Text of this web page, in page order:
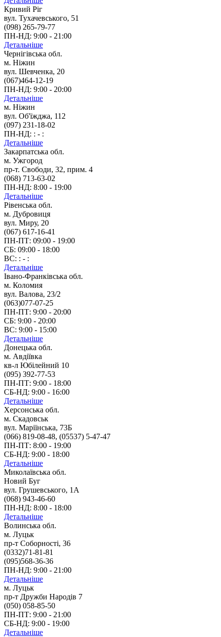
Кривий Ріг
вул. Тухачевського, 51
(098) 265-79-77
ПН-НД: 9:00 - 21:00
Детальніше
Чернігівська обл.
м. Ніжин
вул. Шевченка, 20
(067)464-12-19
ПН-НД: 9:00 - 20:00
Детальніше
м. Ніжин
вул. Об'їжджа, 112
(097) 231-18-02
ПН-НД: : - :
Детальніше
Закарпатська обл.
м. Ужгород
пр-т. Свободи, 32, прим. 4
(068) 713-63-02
ПН-НД: 8:00 - 19:00
Детальніше
Рівенська обл.
м. Дубровиця
вул. Миру, 20
(067) 617-16-41
ПН-ПТ: 09:00 - 19:00
СБ: 09:00 - 18:00
ВС: : - :
Детальніше
Івано-Франківська обл.
м. Коломия
вул. Валова, 23/2
(063)077-07-25
ПН-ПТ: 9:00 - 20:00
СБ: 9:00 - 20:00
ВС: 9:00 - 15:00
Детальніше
Донецька обл.
м. Авдіївка
кв-л Юбілейний 10
(095) 392-77-53
ПН-ПТ: 9:00 - 18:00
СБ-НД: 9:00 - 16:00
Детальніше
Херсонська обл.
м. Скадовськ
вул. Маріїнська, 73Б
(066) 819-08-48, (05537) 5-47-47
ПН-ПТ: 8:00 - 19:00
СБ-НД: 9:00 - 18:00
Детальніше
Миколаївська обл.
Новий Буг
вул. Грушевського, 1А
(068) 943-46-60
ПН-НД: 8:00 - 18:00
Детальніше
Волинська обл.
м. Луцьк
пр-т Соборності, 36
(0332)71-81-81
(095)568-36-36
ПН-НД: 9:00 - 21:00
Детальніше
м. Луцьк
пр-т Дружби Народів 7
(050) 058-85-50
ПН-ПТ: 9:00 - 21:00
СБ-НД: 9:00 - 19:00
Детальніше